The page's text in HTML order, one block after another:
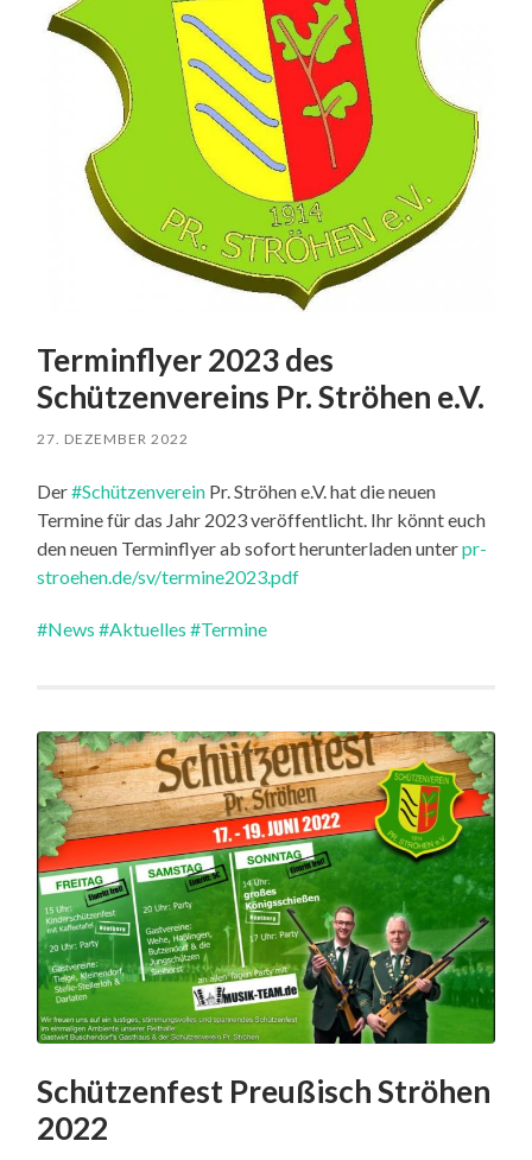
Terminflyer 2023 des
Schützenvereins Pr. Ströhen e.V.
27. DEZEMBER 2022
Der#Schützenverein Pr. Ströhen e.V. hat die neuen
Termine für das Jahr 2023 veröffentlicht. Ihr könnt euch
den neuen Terminflyer ab sofort herunterladen unterpr-
stroehen.de/sv/termine2023.pdf
#News #Aktuelles #Termine
Schützenfest Preußisch Ströhen
2022